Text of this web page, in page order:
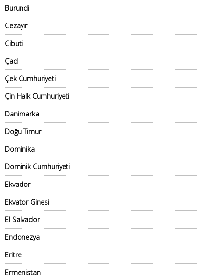
Burundi
Cezayir
Cibuti
Çad
Çek Cumhuriyeti
Çin Halk Cumhuriyeti
Danimarka
Doğu Timur
Dominika
Dominik Cumhuriyeti
Ekvador
Ekvator Ginesi
El Salvador
Endonezya
Eritre
Ermenistan